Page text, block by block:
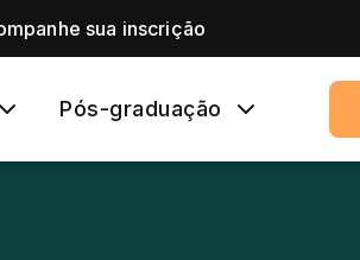
sua inscrição
Pós-graduação